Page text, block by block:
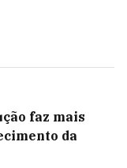
faz mais
da